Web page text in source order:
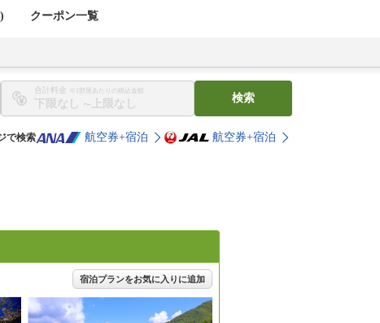
) クーポン一覧
合計料金 ※1部屋あたりの税込金額
〜
検索
で検索 航空券+宿泊 航空券+宿泊
宿泊プランをお気に入りに追加